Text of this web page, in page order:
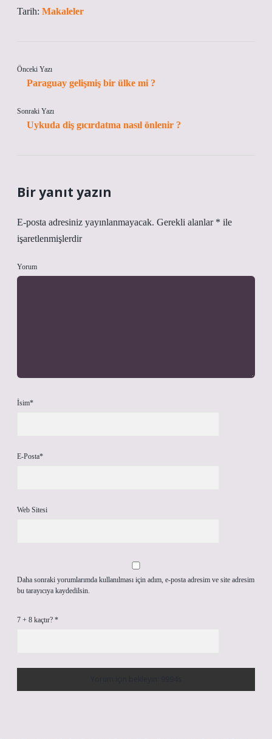
Tarih: Makaleler
Önceki Yazı
Paraguay gelişmiş bir ülke mi ?
Sonraki Yazı
Uykuda diş gıcırdatma nasıl önlenir ?
Bir yanıt yazın
E-posta adresiniz yayınlanmayacak. Gerekli alanlar * ile
işaretlenmişlerdir
Yorum
İsim*
E-Posta*
Web Sitesi
Daha sonraki yorumlarımda kullanılması için adım, e-posta adresim ve site adresim
bu tarayıcıya kaydedilsin.
7 + 8 kaçtır? *